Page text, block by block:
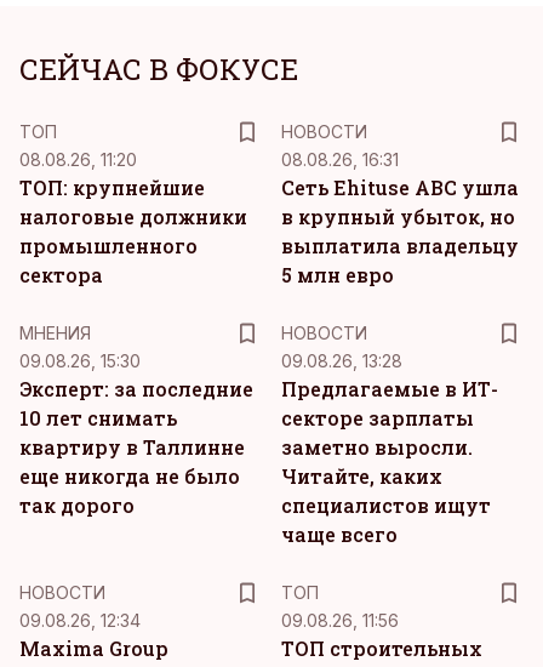
СЕЙЧАС В ФОКУСЕ
ТОП
08.08.26, 11:20
ТОП: крупнейшие
налоговые должники
промышленного
сектора
НОВОСТИ
08.08.26, 16:31
Сеть Ehituse ABC ушла
в крупный убыток, но
выплатила владельцу
5 млн евро
MНЕНИЯ
09.08.26, 15:30
Эксперт: за последние
10 лет снимать
квартиру в Таллинне
еще никогда не было
так дорого
НОВОСТИ
09.08.26, 13:28
Предлагаемые в ИТ-
секторе зарплаты
заметно выросли.
Читайте, каких
специалистов ищут
чаще всего
НОВОСТИ
09.08.26, 12:34
Maxima Group
ТОП
09.08.26, 11:56
ТОП строительных